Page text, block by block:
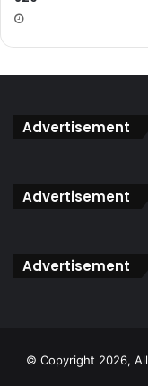
KEJAYAAN
A) 63529228
Jawapan C
B) 91
Advertisement
Advertisement
Advertisement
© Copyright 2026,